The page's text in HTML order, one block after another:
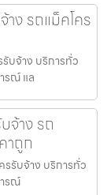
าง รถแม็คโคร
รับจ้าง บริการทั่ว
รณ์ แล
จ้าง รถ
าถูก
รรับจ้าง บริการทั่ว
รณ์